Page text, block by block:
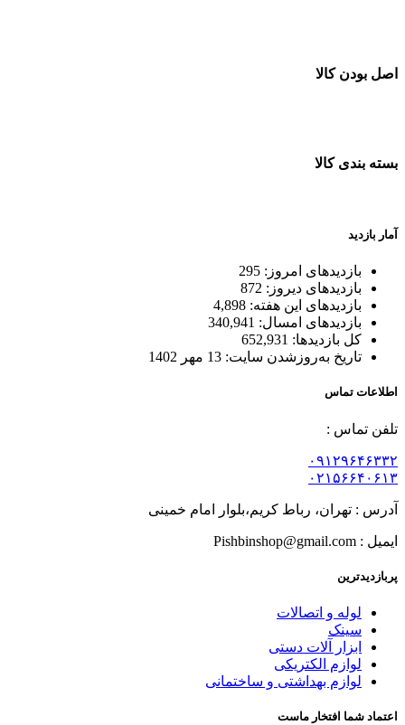
اصل بودن کالا
بسته بندی کالا
آمار بازدید
بازدیدهای امروز: 295
بازدیدهای دیروز: 872
بازدیدهای این هفته: 4,898
بازدیدهای امسال: 340,941
کل بازدیدها: 652,931
تاریخ به‌روزشدن سایت: 13 مهر 1402
اطلاعات تماس
تلفن تماس :
۰۹۱۲۹۶۴۶۳۳۲
۰۲۱۵۶۶۴۰۶۱۳
آدرس : تهران، رباط کریم،بلوار امام خمینی
ایمیل : Pishbinshop@gmail.com
پربازدیدترین
لوله و اتصالات
سینک
ابزار آلات دستی
لوازم الکتریکی
لوازم بهداشتی و ساختمانی
اعتماد شما افتخار ماست